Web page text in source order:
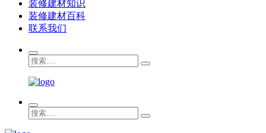
装修建材知识
装修建材百科
联系我们